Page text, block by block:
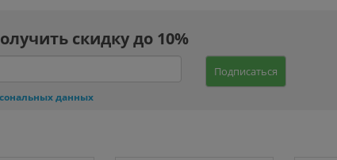
скидку до 10%
Подписаться
данных